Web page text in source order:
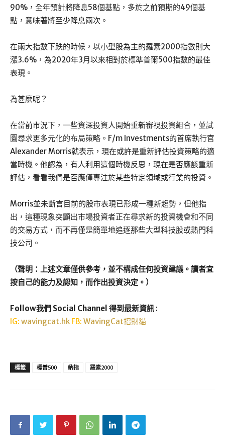
90%，全年預計將降息58個基點，多於之前預期的49個基
點，意味著將至少降息兩次。
在兩大指數下跌的時候，以小型股為主的羅素2000指數則大
漲3.6%，為2020年3月以來相對於標準普爾500指數的最佳
表現。
為甚麼呢？
在當前市況下，一些資深投資人開始重新審視投資組合，並試
圖尋求更多元化的布局策略。F/m Investments的首席執行官
Alexander Morris就表示，現在或許是重新評估投資策略的適
當時機。他認為，有人利用這個時機反思，現在是否應該重新
評估，看看我們是否應僅專注於某些特定領域或行業的投資。
Morris並未斷言目前的股市表現已形成一種新趨勢，但他指
出，這種現象突顯出市場投資者正在尋求新的投資機會和不同
的交易方式，而不再僅是簡單地追逐那些大型科技股或熱門科
技公司。
（聲明：上述文章僅供參考，並不構成任何投資建議。讀者宜
按自己的能力及認知，而作出投資決定。）
Follow我們 Social Channel 得到最新資訊 :
IG: wavingcat.hk FB: WavingCat招財貓
標籤 標普500 納指 羅素2000